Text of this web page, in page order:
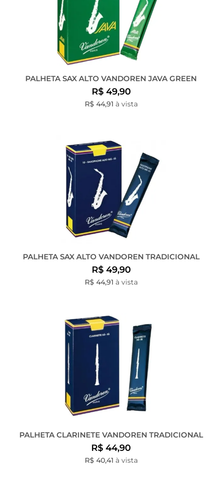
PALHETA SAX ALTO VANDOREN JAVA GREEN
R$ 49,90
R$ 44,91 à vista
PALHETA SAX ALTO VANDOREN TRADICIONAL
R$ 49,90
R$ 44,91 à vista
PALHETA CLARINETE VANDOREN TRADICIONAL
R$ 44,90
R$ 40,41 à vista